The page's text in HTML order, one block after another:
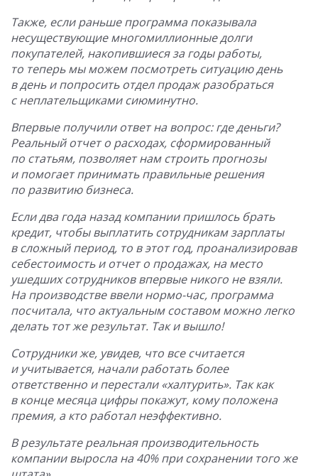
Также, если раньше программа показывала
несуществующие многомиллионные долги
покупателей, накопившиеся за годы работы,
то теперь мы можем посмотреть ситуацию день
в день и попросить отдел продаж разобраться
с неплательщиками сиюминутно.
Впервые получили ответ на вопрос: где деньги?
Реальный отчет о расходах, сформированный
по статьям, позволяет нам строить прогнозы
и помогает принимать правильные решения
по развитию бизнеса.
Если два года назад компании пришлось брать
кредит, чтобы выплатить сотрудникам зарплаты
в сложный период, то в этот год, проанализировав
себестоимость и отчет о продажах, на место
ушедших сотрудников впервые никого не взяли.
На производстве ввели нормо-час, программа
посчитала, что актуальным составом можно легко
делать тот же результат. Так и вышло!
Сотрудники же, увидев, что все считается
и учитывается, начали работать более
ответственно и перестали «халтурить». Так как
в конце месяца цифры покажут, кому положена
премия, а кто работал неэффективно.
В результате реальная производительность
компании выросла на 40% при сохранении того же